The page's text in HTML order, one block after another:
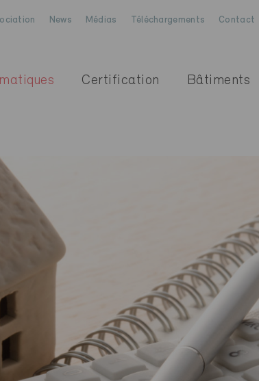
News Médias Téléchargements Contact
Certification Bâtiments